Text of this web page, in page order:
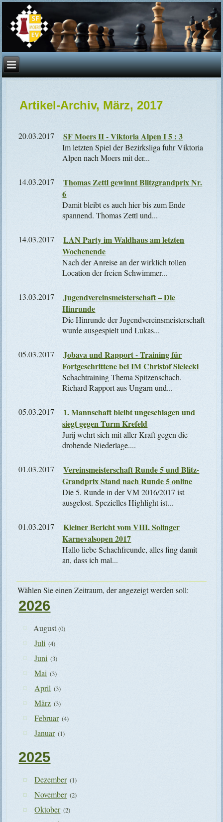
Artikel-Archiv, März, 2017
20.03.2017 SF Moers II - Viktoria Alpen I 5 : 3
Im letzten Spiel der Bezirksliga fuhr Viktoria
Alpen nach Moers mit der...
14.03.2017
Thomas Zettl gewinnt Blitzgrandprix Nr.
6
Damit bleibt es auch hier bis zum Ende
spannend. Thomas Zettl und...
14.03.2017
LAN Party im Waldhaus am letzten
Wochenende
Nach der Anreise an der wirklich tollen
Location der freien Schwimmer...
13.03.2017
Jugendvereinsmeisterschaft – Die
Hinrunde
Die Hinrunde der Jugendvereinsmeisterschaft
wurde ausgespielt und Lukas...
05.03.2017
Jobava und Rapport - Training für
Fortgeschrittene bei IM Christof Sielecki
Schachtraining Thema Spitzenschach.
Richard Rapport aus Ungarn und...
05.03.2017
1. Mannschaft bleibt ungeschlagen und
siegt gegen Turm Krefeld
Jurij wehrt sich mit aller Kraft gegen die
drohende Niederlage....
01.03.2017
Vereinsmeisterschaft Runde 5 und Blitz-
Grandprix Stand nach Runde 5 online
Die 5. Runde in der VM 2016/2017 ist
ausgelost. Spezielles Highlight ist...
01.03.2017
Kleiner Bericht vom VIII. Solinger
Karnevalsopen 2017
Hallo liebe Schachfreunde, alles fing damit
an, dass ich mal...
Wählen Sie einen Zeitraum, der angezeigt werden soll:
2026
August(0)
Juli (4)
Juni (3)
Mai (3)
April (3)
März (3)
Februar (4)
Januar (1)
2025
Dezember (1)
November (2)
Oktober (2)